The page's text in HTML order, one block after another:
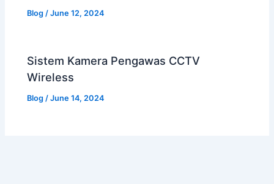
Blog /June 12, 2024
Sistem Kamera Pengawas CCTV
Wireless
Blog /June 14, 2024